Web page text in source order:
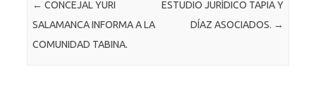
o
k
er
c
Navegación de entradas
← CONCEJAL YURI
SALAMANCA INFORMA A LA
COMUNIDAD TABINA.
ESTUDIO JURÍDICO TAPIA Y
DÍAZ ASOCIADOS. →